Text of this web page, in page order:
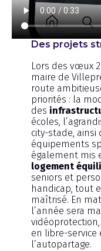
Des projets
Lors des vœux
maire de
route
priorités : la
des
écoles,
city-stade,
équipements
également mis
logement
seniors et
handicap, tout
maîtrisé. En
l’année sera
en libre-service
l’autopartage.